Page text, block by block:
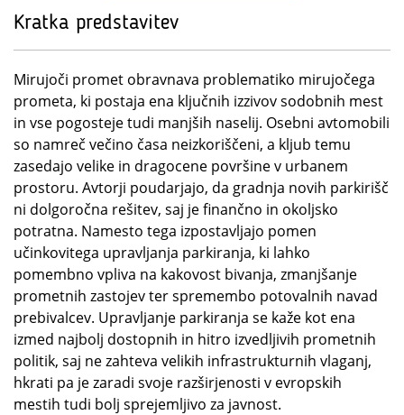
Kratka predstavitev
Mirujoči promet obravnava problematiko mirujočega
prometa, ki postaja ena ključnih izzivov sodobnih mest
in vse pogosteje tudi manjših naselij. Osebni avtomobili
so namreč večino časa neizkoriščeni, a kljub temu
zasedajo velike in dragocene površine v urbanem
prostoru. Avtorji poudarjajo, da gradnja novih parkirišč
ni dolgoročna rešitev, saj je finančno in okoljsko
potratna. Namesto tega izpostavljajo pomen
učinkovitega upravljanja parkiranja, ki lahko
pomembno vpliva na kakovost bivanja, zmanjšanje
prometnih zastojev ter spremembo potovalnih navad
prebivalcev. Upravljanje parkiranja se kaže kot ena
izmed najbolj dostopnih in hitro izvedljivih prometnih
politik, saj ne zahteva velikih infrastrukturnih vlaganj,
hkrati pa je zaradi svoje razširjenosti v evropskih
mestih tudi bolj sprejemljivo za javnost.